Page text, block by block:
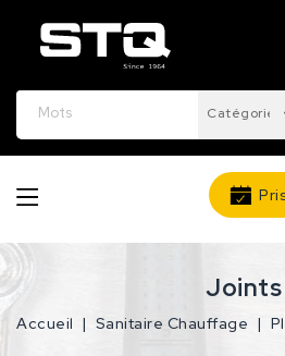
Catégories
Joints
Accueil Sanitaire Chauffage